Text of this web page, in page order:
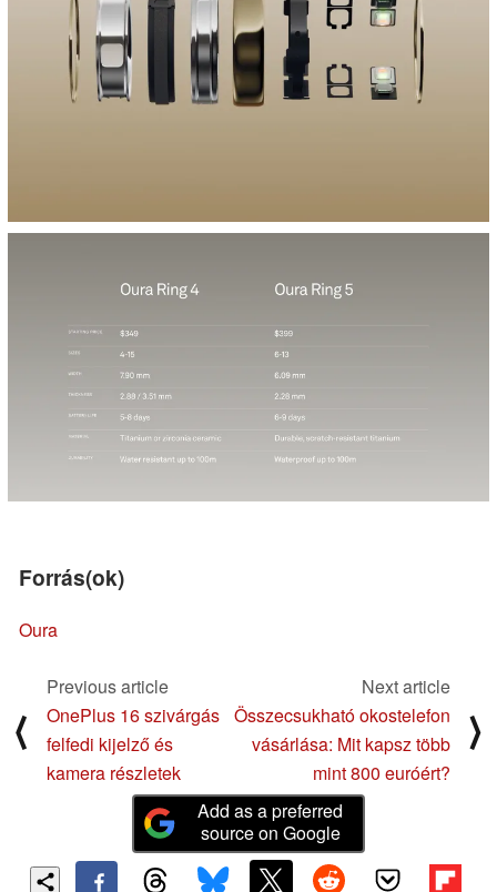
Forrás(ok)
Oura
⟨
Previous article
OnePlus 16 szivárgás
felfedi kijelző és
kamera részletek
Next article
Összecsukható okostelefon
vásárlása: Mit kapsz több
mint 800 euróért?
⟩
Add as a preferred
source on Google